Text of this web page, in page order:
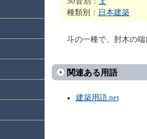
種類別： 日本建築
斗の一種で、肘木の端
関連ある用語
建築用語.net